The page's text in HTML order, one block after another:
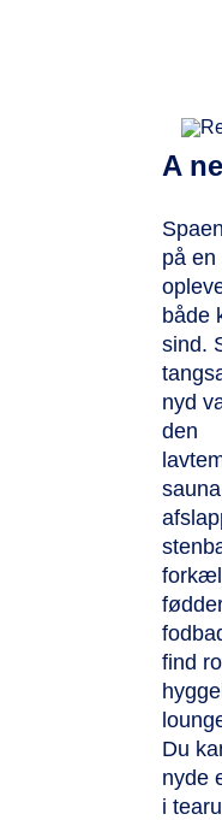
A
på
både
sind.
nyd
den
forkæl
find
Du
nyde
i